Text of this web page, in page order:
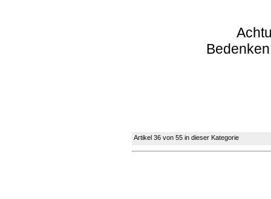
Artikel 36 von 55 in dieser Kategorie